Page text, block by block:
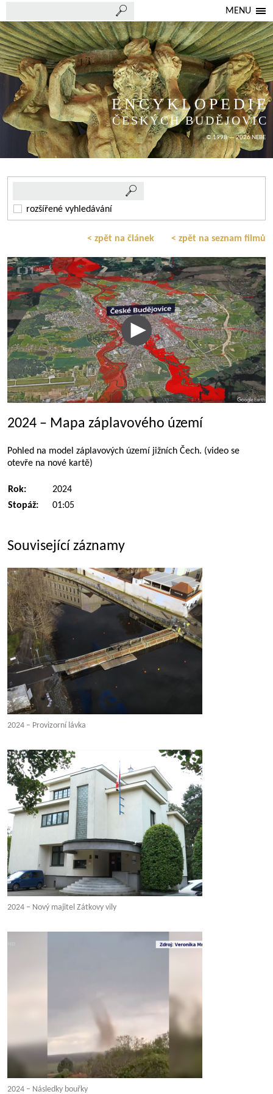
MENU
ENCYKLOPEDIE
ČESKÝCH BUDĚJOVIC
© 1998 — 2026 NEBE
rozšířené vyhledávání
< zpět na článek < zpět na seznam filmů
2024 – Mapa záplavového území
Pohled na model záplavových území jižních Čech. (video se
otevře na nové kartě)
Rok:
2024
Stopáž:
01:05
Související záznamy
2024 – Provizorní lávka
2024 – Nový majitel Zátkovy vily
2024 – Následky bouřky